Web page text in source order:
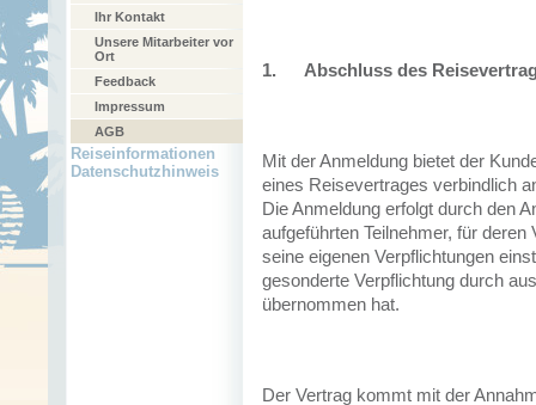
Ihr Kontakt
Unsere Mitarbeiter vor
Ort
Feedback
Impressum
AGB
Reiseinformationen
Datenschutzhinweis
1. Abschluss des
Mit der Anmeldung bietet der
eines Reisevertrages verbindlich
Die Anmeldung erfolgt durch den
aufgeführten Teilnehmer, für
seine eigenen Verpflichtungen
gesonderte Verpflichtung durch
übernommen hat.
Der Vertrag kommt mit der